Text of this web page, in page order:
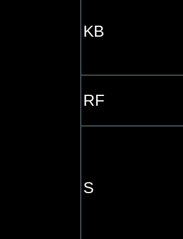
KB
RF
S